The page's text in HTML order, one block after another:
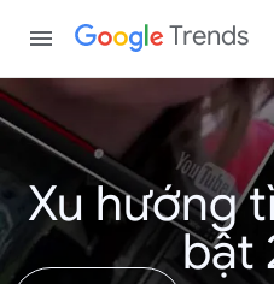
Trends
Xu hướng
bật